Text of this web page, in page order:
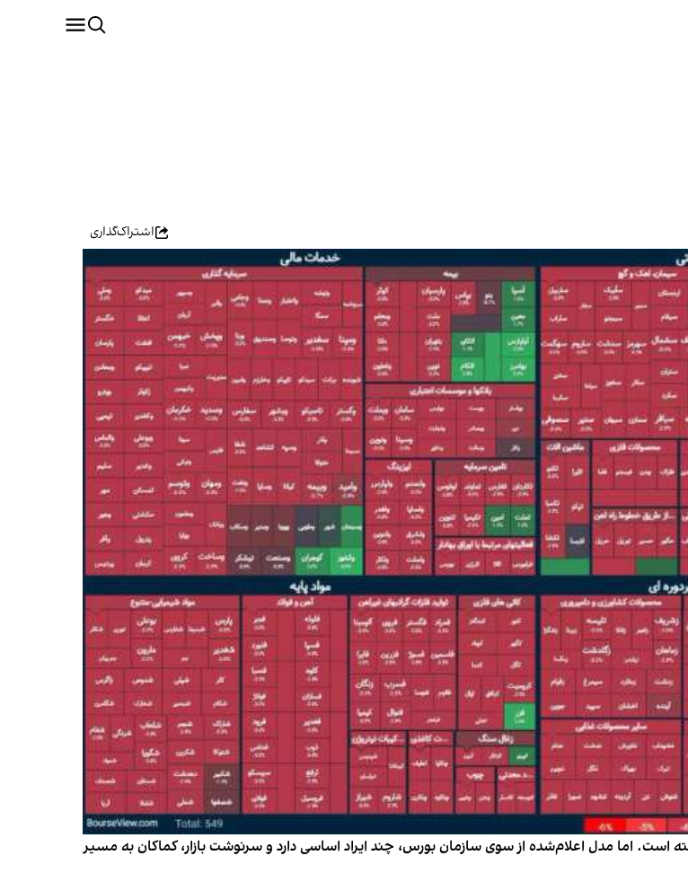
اشتراک‌گذاری
است. اما مدل اعلام‌شده از سوی سازمان بورس، چند ایراد اساسی دارد و سرنوشت بازار، کماکان به مسیر